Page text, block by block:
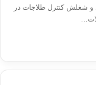
و شغلش کنترل طلاجات در